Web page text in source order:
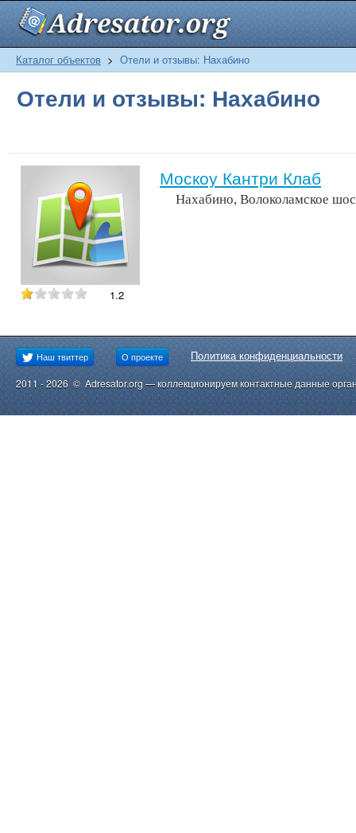
Каталог объектов > Отели и отзывы: Нахабино
Отели и отзывы: Нахабино
1.2
Москоу Кантри Клаб
Нахабино, Волоколамское
Наш твиттер О проекте Политика конфиденциальности
2011 - 2026 © Adresator.org — коллекционируем контактные данные